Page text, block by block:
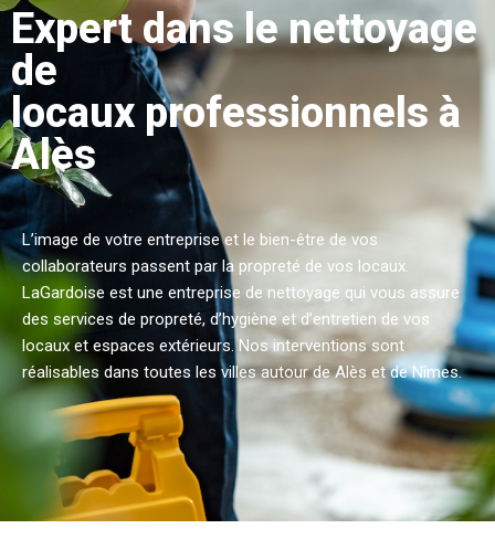
Expert dans le nettoyage
de
locaux professionnels à
Alès
L’image de votre entreprise et le bien-être de vos
collaborateurs passent par la propreté de vos locaux.
LaGardoise est une entreprise de nettoyage qui vous assure
des services de propreté, d’hygiène et d’entretien de vos
locaux et espaces extérieurs. Nos interventions sont
réalisables dans toutes les villes autour de Alès et de Nîmes.